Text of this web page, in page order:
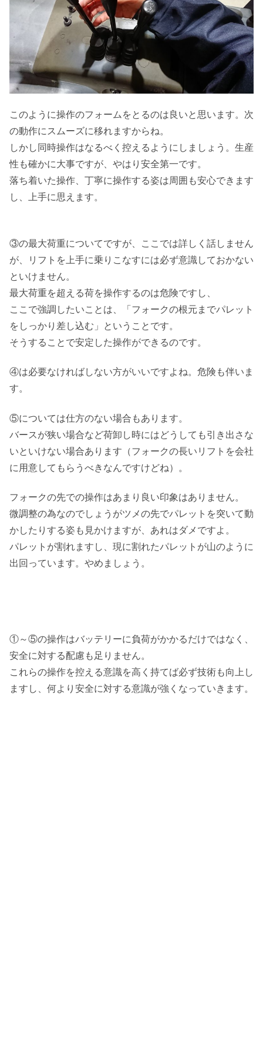
このように操作のフォームをとるのは良いと思います。次
の動作にスムーズに移れますからね。
しかし同時操作はなるべく控えるようにしましょう。生産
性も確かに大事ですが、やはり安全第一です。
落ち着いた操作、丁寧に操作する姿は周囲も安心できます
し、上手に思えます。
③の最大荷重についてですが、ここでは詳しく話しません
が、リフトを上手に乗りこなすには必ず意識しておかない
といけません。
最大荷重を超える荷を操作するのは危険ですし、
ここで強調したいことは、「フォークの根元までパレット
をしっかり差し込む」ということです。
そうすることで安定した操作ができるのです。
④は必要なければしない方がいいですよね。危険も伴いま
す。
⑤については仕方のない場合もあります。
バースが狭い場合など荷卸し時にはどうしても引き出さな
いといけない場合あります（フォークの長いリフトを会社
に用意してもらうべきなんですけどね）。
フォークの先での操作はあまり良い印象はありません。
微調整の為なのでしょうがツメの先でパレットを突いて動
かしたりする姿も見かけますが、あれはダメですよ。
パレットが割れますし、現に割れたパレットが山のように
出回っています。やめましょう。
①～⑤の操作はバッテリーに負荷がかかるだけではなく、
安全に対する配慮も足りません。
これらの操作を控える意識を高く持てば必ず技術も向上し
ますし、何より安全に対する意識が強くなっていきます。